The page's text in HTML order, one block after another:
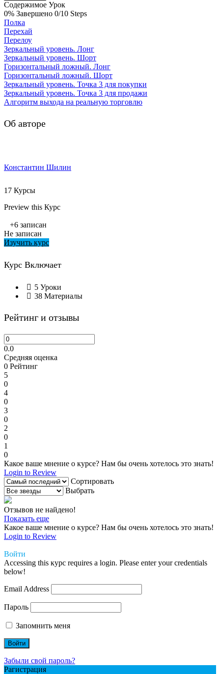
Содержимое Урок
0% Завершено 0/10 Steps
Полка
Перехай
Перелоу
Зеркальный уровень. Лонг
Зеркальный уровень. Шорт
Горизонтальный ложный. Лонг
Горизонтальный ложный. Шорт
Зеркальный уровень. Точка 3 для покупки
Зеркальный уровень. Точка 3 для продажи
Алгоритм выхода на реальную торговлю
Об авторе
Константин Шилин
17 Курсы
Preview this Курс
+6 записан
Не записан
Изучить курс
Курс Включает
5 Уроки
38 Материалы
Рейтинг и отзывы
0.0
Средняя оценка
0 Рейтинг
5
0
4
0
3
0
2
0
1
0
Какое ваше мнение о курсе? Нам бы очень хотелось это знать!
Login to Review
Сортировать
Выбрать
Отзывов не найдено!
Показать еще
Какое ваше мнение о курсе? Нам бы очень хотелось это знать!
Login to Review
Войти
Accessing this курс requires a login. Please enter your credentials
below!
Email Address
Пароль
Запомнить меня
Забыли свой пароль?
Рагистрация